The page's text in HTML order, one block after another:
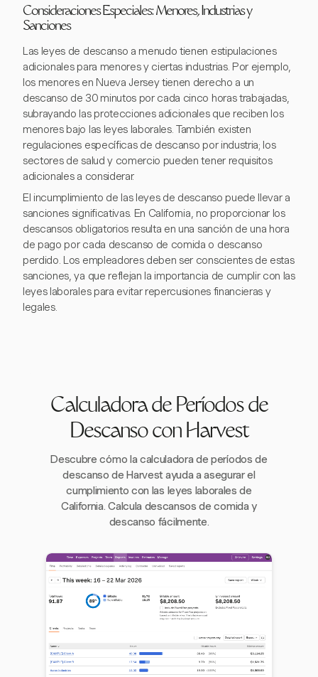
Consideraciones Especiales: Menores, Industrias y
Sanciones
Las leyes de descanso a menudo tienen estipulaciones
adicionales para menores y ciertas industrias. Por ejemplo,
los menores en Nueva Jersey tienen derecho a un
descanso de 30 minutos por cada cinco horas trabajadas,
subrayando las protecciones adicionales que reciben los
menores bajo las leyes laborales. También existen
regulaciones específicas de descanso por industria; los
sectores de salud y comercio pueden tener requisitos
adicionales a considerar.
El incumplimiento de las leyes de descanso puede llevar a
sanciones significativas. En California, no proporcionar los
descansos obligatorios resulta en una sanción de una hora
de pago por cada descanso de comida o descanso
perdido. Los empleadores deben ser conscientes de estas
sanciones, ya que reflejan la importancia de cumplir con las
leyes laborales para evitar repercusiones financieras y
legales.
Calculadora de Períodos de
Descanso con Harvest
Descubre cómo la calculadora de períodos de
descanso de Harvest ayuda a asegurar el
cumplimiento con las leyes laborales de
California. Calcula descansos de comida y
descanso fácilmente.